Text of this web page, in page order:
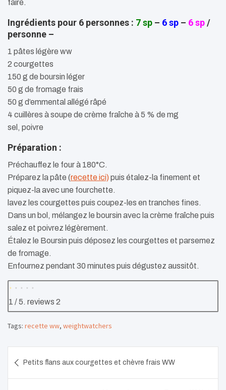
faire.
Ingrédients pour 6 personnes : 7 sp – 6 sp – 6 sp/
personne –
1 pâtes légère ww
2 courgettes
150 g de boursin léger
50 g de fromage frais
50 g d’emmental allégé râpé
4 cuillères à soupe de crème fraîche à 5 % de mg
sel, poivre
Préparation :
Préchauffez le four à 180°C.
Préparez la pâte (recette ici)puis étalez-la finement et
piquez-la avec une fourchette.
lavez les courgettes puis coupez-les en tranches fines.
Dans un bol, mélangez le boursin avec la crème fraîche puis
salez et poivrez légèrement.
Étalez le Boursin puis déposez les courgettes et parsemez
de fromage.
Enfournez pendant 30 minutes puis dégustez aussitôt.
1 / 5. reviews 2
Tags: recette ww, weightwatchers
de
Petits flans aux courgettes et chèvre frais WW